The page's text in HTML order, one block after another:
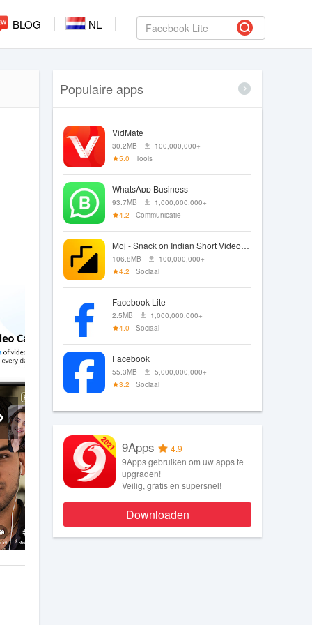
BLOG NL
Populaire apps
VidMate
30.2MB
100,000,000+
5.0
Tools
WhatsApp Business
93.7MB
1,000,000,000+
4.2
Communicatie
Moj - Snack on Indian Short Videos | Made in India
106.8MB
100,000,000+
4.2
Sociaal
Facebook Lite
2.5MB
1,000,000,000+
4.0
Sociaal
Facebook
55.3MB
5,000,000,000+
3.2
Sociaal
9Apps
4.9
9Apps gebruiken om uw apps te
upgraden!
Veilig, gratis en supersnel!
Downloaden